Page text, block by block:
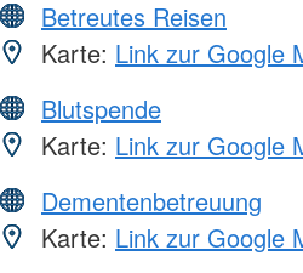
Betreutes Reisen
Karte: Link zur Google
Blutspende
Karte: Link zur Google
Dementenbetreuung
Karte: Link zur Google